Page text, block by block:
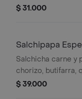
rosada, tomate,
$ 31.000
Salchipapa
Salchicha carne y
chorizo, butifarra,
verdura, papa
$ 39.000